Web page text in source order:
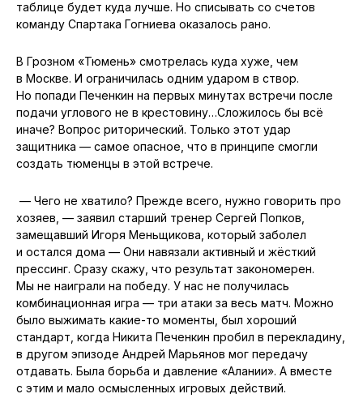
таблице будет куда лучше. Но списывать со счетов
команду Спартака Гогниева оказалось рано.
В Грозном «Тюмень» смотрелась куда хуже, чем
в Москве. И ограничилась одним ударом в створ.
Но попади Печенкин на первых минутах встречи после
подачи углового не в крестовину…Сложилось бы всё
иначе? Вопрос риторический. Только этот удар
защитника — самое опасное, что в принципе смогли
создать тюменцы в этой встрече.
— Чего не хватило? Прежде всего, нужно говорить про
хозяев, — заявил старший тренер Сергей Попков,
замещавший Игоря Меньщикова, который заболел
и остался дома — Они навязали активный и жёсткий
прессинг. Сразу скажу, что результат закономерен.
Мы не наиграли на победу. У нас не получилась
комбинационная игра — три атаки за весь матч. Можно
было выжимать какие-то моменты, был хороший
стандарт, когда Никита Печенкин пробил в перекладину,
в другом эпизоде Андрей Марьянов мог передачу
отдавать. Была борьба и давление «Алании». А вместе
с этим и мало осмысленных игровых действий.